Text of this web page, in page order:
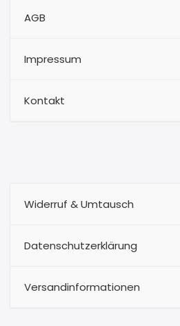
AGB
Impressum
Kontakt
Widerruf & Umtausch
Datenschutzerklärung
Versandinformationen